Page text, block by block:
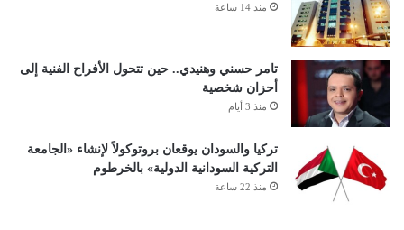
منذ 14 ساعة
تامر حسني وهنيدي.. حين تتحول الأفراح الفنية إلى
أحزان شخصية
منذ 3 أيام
تركيا والسودان يوقعان بروتوكولاً لإنشاء «الجامعة
التركية السودانية الدولية» بالخرطوم
منذ 22 ساعة